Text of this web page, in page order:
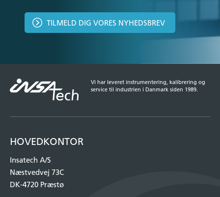
TILMELD DIG VORES NYHEDSBREV
Vi har leveret instrumentering, kalibrering og
service til industrien i Danmark siden 1989.
HOVEDKONTOR
Insatech A/S
Næstvedvej 73C
DK-4720 Præstø